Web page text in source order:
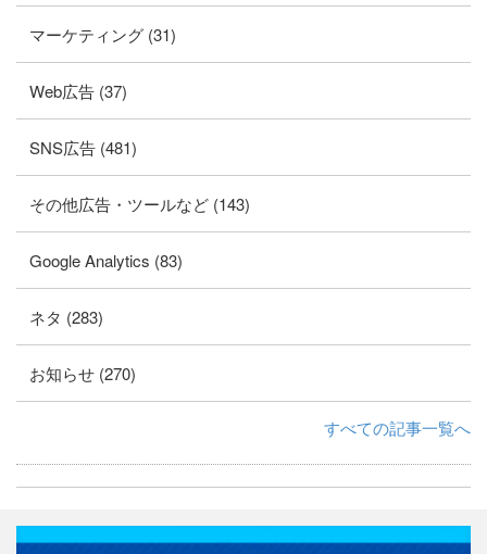
マーケティング (31)
Web広告 (37)
SNS広告 (481)
その他広告・ツールなど (143)
Google Analytics (83)
ネタ (283)
お知らせ (270)
すべての記事一覧へ